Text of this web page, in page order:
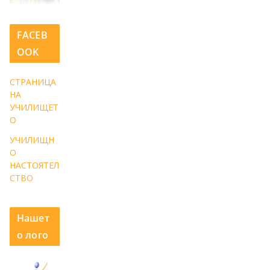
FACEB
OOK
СТРАНИЦА
НА
УЧИЛИЩЕТ
О
УЧИЛИЩН
О
НАСТОЯТЕЛ
СТВО
Нашет
о лого